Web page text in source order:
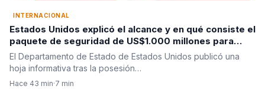
INTERNACIONAL
Estados Unidos explicó el alcance y en qué consiste el
paquete de seguridad de US$1.000 millones para
Colombia tras la posesión de Abelardo De La Espriella
El Departamento de Estado de Estados Unidos publicó una
hoja informativa tras la posesión…
Hace 43 min·7 min